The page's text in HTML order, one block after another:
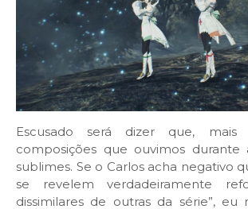
Escusado será dizer que,
composições que ouvimos durante
sublimes. Se o Carlos acha negativo
se revelem verdadeiramente
dissimilares de outras da série”,